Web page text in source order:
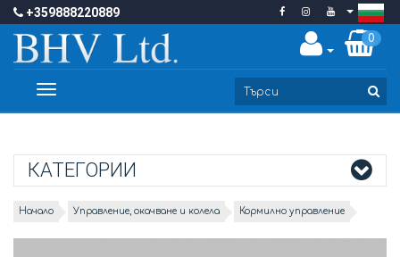
+359888220889
0
Toggle
КАТЕГОРИИ
Начало Управление, окачване и колела Кормилно управление